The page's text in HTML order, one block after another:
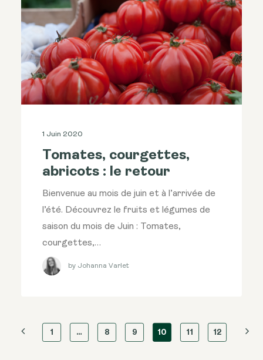
1 Juin 2020
Tomates, courgettes,
abricots : le retour
Bienvenue au mois de juin et à l’arrivée de
l’été. Découvrez le fruits et légumes de
saison du mois de Juin : Tomates,
courgettes,…
by Johanna Varlet
1 … 8 9 10 11 12